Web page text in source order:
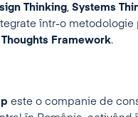
Thinking Systems
într-o metodologie
Thoughts Framework.
este o companie de